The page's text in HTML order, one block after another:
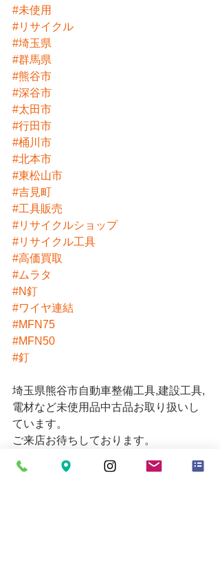
#未使用
#リサイクル
#埼玉県
#群馬県
#熊谷市
#深谷市
#太田市
#行田市
#桶川市
#北本市
#東松山市
#吉見町
#工具販売
#リサイクルショップ
#リサイクル工具
#高価買取
#ムラタ
#N釘
#ワイヤ連結
#MFN75
#MFN50
#釘
埼玉県熊谷市自動車整備工具,建設工具,
電材など未使用品中古品お取り扱いし
ています。
ご来店お待ちしております。
合わせください。